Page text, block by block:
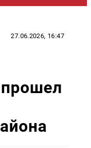
27.06.2026, 16:47